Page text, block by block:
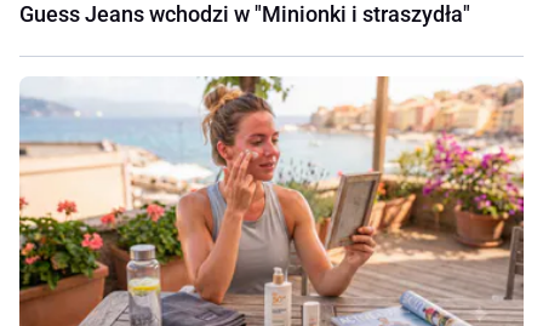
Guess Jeans wchodzi w "Minionki i straszydła"